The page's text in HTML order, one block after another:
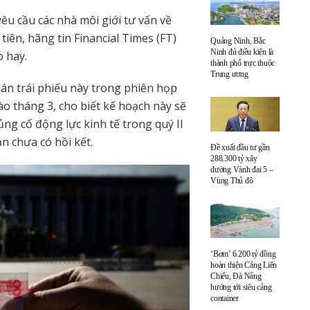
cầu các nhà môi giới tư vấn về
hãng tin Financial Times (FT)
hay.
trái phiếu này trong phiên họp
tháng 3, cho biết kế hoạch này sẽ
cố động lực kinh tế trong quý II
chưa có hồi kết.
Quảng Ninh, Bắc
Ninh đủ điều kiện là
thành phố trực thuộc
Trung ương
Đề xuất đầu tư gần
288.300 tỷ xây
đường Vành đai 5 –
Vùng Thủ đô
‘Bơm’ 6.200 tỷ đồng
hoàn thiện Cảng Liên
Chiểu, Đà Nẵng
hướng tới siêu cảng
container